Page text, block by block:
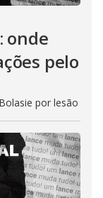
onde
pelo
por lesão